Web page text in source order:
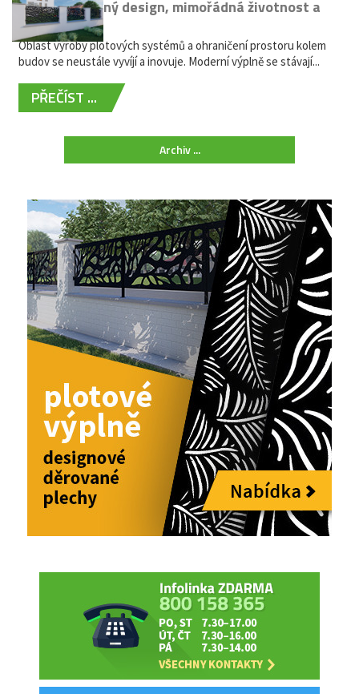
kovů: výjimečný design, mimořádná životnost a
žádná údržba
Oblast výroby plotových systémů a ohraničení prostoru kolem
budov se neustále vyvíjí a inovuje. Moderní výplně se stávají...
PŘEČÍST ...
Archiv ...